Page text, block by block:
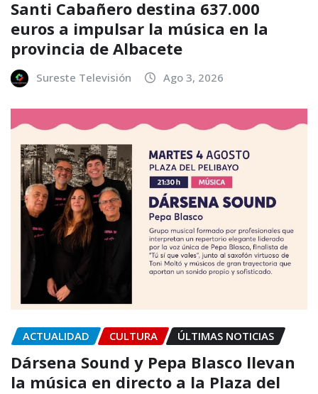
Santi Cabañero destina 637.000
euros a impulsar la música en la
provincia de Albacete
Sureste Televisión Ago 3, 2026
ACTUALIDAD CULTURA ÚLTIMAS NOTICIAS
Dársena Sound y Pepa Blasco llevan
la música en directo a la Plaza del